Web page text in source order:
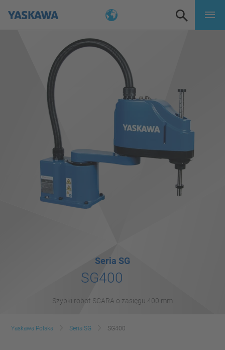
Seria SG
SG400
Szybki robot SCARA o zasięgu 400 mm
Yaskawa Polska Seria SG SG400